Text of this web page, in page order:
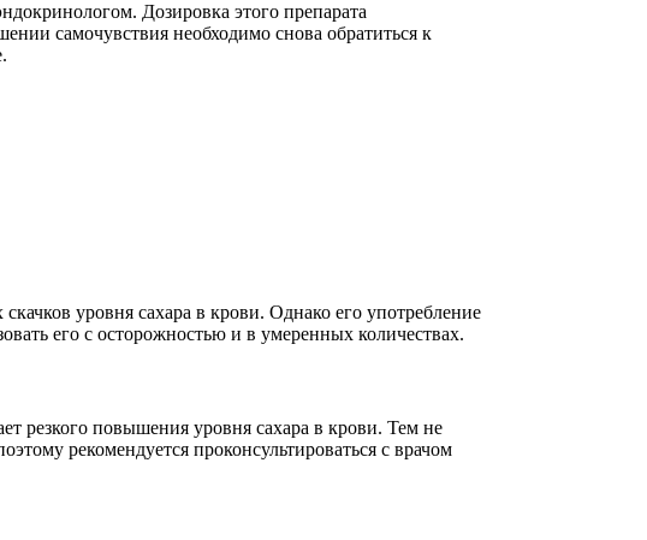
Дозировка этого препарата
самочувствия необходимо снова обратиться к
уровня сахара в крови. Однако его употребление
его с осторожностью и в умеренных количествах.
резкого повышения уровня сахара в крови. Тем не
рекомендуется проконсультироваться с врачом